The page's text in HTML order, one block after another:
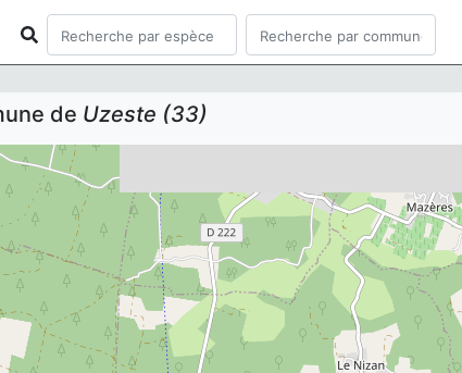
de Uzeste (33)